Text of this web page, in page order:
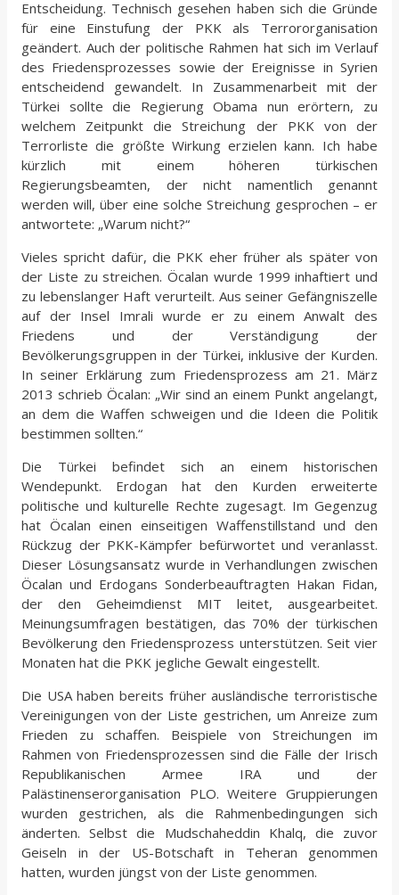
Entscheidung. Technisch gesehen haben sich die Gründe
für eine Einstufung der PKK als Terrororganisation
geändert. Auch der politische Rahmen hat sich im Verlauf
des Friedensprozesses sowie der Ereignisse in Syrien
entscheidend gewandelt. In Zusammenarbeit mit der
Türkei sollte die Regierung Obama nun erörtern, zu
welchem Zeitpunkt die Streichung der PKK von der
Terrorliste die größte Wirkung erzielen kann. Ich habe
kürzlich mit einem höheren türkischen
Regierungsbeamten, der nicht namentlich genannt
werden will, über eine solche Streichung gesprochen – er
antwortete: „Warum nicht?“
Vieles spricht dafür, die PKK eher früher als später von
der Liste zu streichen. Öcalan wurde 1999 inhaftiert und
zu lebenslanger Haft verurteilt. Aus seiner Gefängniszelle
auf der Insel Imrali wurde er zu einem Anwalt des
Friedens und der Verständigung der
Bevölkerungsgruppen in der Türkei, inklusive der Kurden.
In seiner Erklärung zum Friedensprozess am 21. März
2013 schrieb Öcalan: „Wir sind an einem Punkt angelangt,
an dem die Waffen schweigen und die Ideen die Politik
bestimmen sollten.“
Die Türkei befindet sich an einem historischen
Wendepunkt. Erdogan hat den Kurden erweiterte
politische und kulturelle Rechte zugesagt. Im Gegenzug
hat Öcalan einen einseitigen Waffenstillstand und den
Rückzug der PKK-Kämpfer befürwortet und veranlasst.
Dieser Lösungsansatz wurde in Verhandlungen zwischen
Öcalan und Erdogans Sonderbeauftragten Hakan Fidan,
der den Geheimdienst MIT leitet, ausgearbeitet.
Meinungsumfragen bestätigen, das 70% der türkischen
Bevölkerung den Friedensprozess unterstützen. Seit vier
Monaten hat die PKK jegliche Gewalt eingestellt.
Die USA haben bereits früher ausländische terroristische
Vereinigungen von der Liste gestrichen, um Anreize zum
Frieden zu schaffen. Beispiele von Streichungen im
Rahmen von Friedensprozessen sind die Fälle der Irisch
Republikanischen Armee IRA und der
Palästinenserorganisation PLO. Weitere Gruppierungen
wurden gestrichen, als die Rahmenbedingungen sich
änderten. Selbst die Mudschaheddin Khalq, die zuvor
Geiseln in der US-Botschaft in Teheran genommen
hatten, wurden jüngst von der Liste genommen.